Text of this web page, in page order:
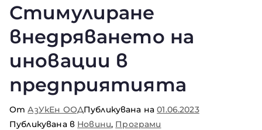
Стимулиране
внедряването на
иновации в
предприятията
ОтАзУкЕн ООДПубликувана на01.06.2023
Публикувана в Новини, Програми